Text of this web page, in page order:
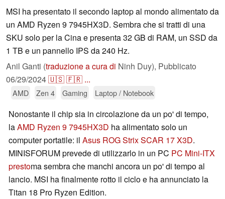
MSI ha presentato il secondo laptop al mondo alimentato da
un AMD Ryzen 9 7945HX3D. Sembra che si tratti di una
SKU solo per la Cina e presenta 32 GB di RAM, un SSD da
1 TB e un pannello IPS da 240 Hz.
Anil Ganti (traduzione a cura di Ninh Duy), Pubblicato
06/29/2024🇺🇸🇫🇷 ...
AMD Zen 4 Gaming Laptop / Notebook
Nonostante il chip sia in circolazione da un po' di tempo,
laAMD Ryzen 9 7945HX3D ha alimentato solo un
computer portatile: il Asus ROG Strix SCAR 17 X3D.
MINISFORUM prevede di utilizzarlo in un PC PC Mini-ITX
prestoma sembra che manchi ancora un po' di tempo al
lancio. MSI ha finalmente rotto il ciclo e ha annunciato la
Titan 18 Pro Ryzen Edition.